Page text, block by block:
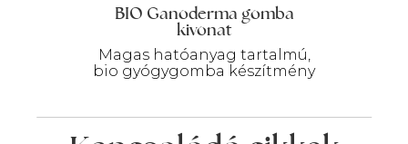
BIO Ganoderma gomba
kivonat
Magas hatóanyag tartalmú,
bio gyógygomba készítmény